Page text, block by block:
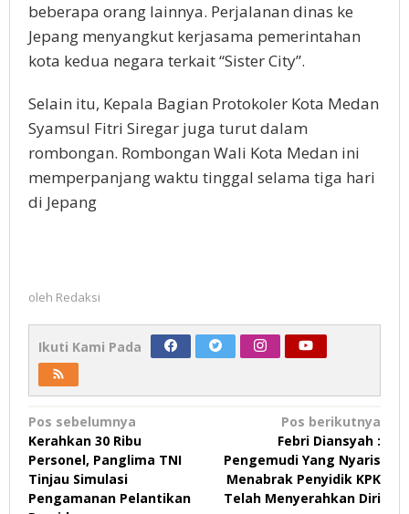
beberapa orang lainnya. Perjalanan dinas ke
Jepang menyangkut kerjasama pemerintahan
kota kedua negara terkait “Sister City”.
Selain itu, Kepala Bagian Protokoler Kota Medan
Syamsul Fitri Siregar juga turut dalam
rombongan. Rombongan Wali Kota Medan ini
memperpanjang waktu tinggal selama tiga hari
di Jepang
oleh Redaksi
Ikuti Kami Pada
Navigasi
pos
Pos sebelumnya
Kerahkan 30 Ribu
Personel, Panglima TNI
Tinjau Simulasi
Pengamanan Pelantikan
Pos berikutnya
Febri Diansyah :
Pengemudi Yang Nyaris
Menabrak Penyidik KPK
Telah Menyerahkan Diri